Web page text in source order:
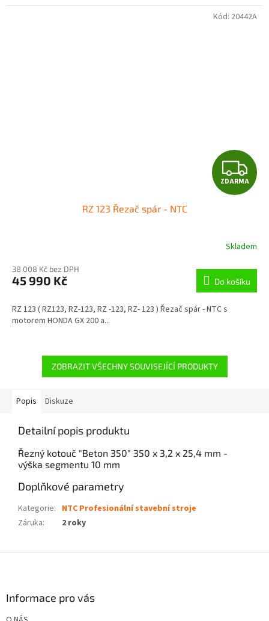
Z
D
R
M
A
ZDARMA
RZ 123 Řezač spár - NTC
Skladem
38 008 Kč bez DPH
45 990 Kč Do košíku
RZ 123 ( RZ123, RZ-123, RZ -123, RZ- 123 ) Řezač spár - NTC s
motorem HONDA GX 200 a...
Kód: 20442A
ZOBRAZIT VŠECHNY SOUVISEJÍCÍ PRODUKTY
Popis Diskuze
Detailní popis produktu
Řezný kotouč "Beton 350" 350 x 3,2 x 25,4 mm -
výška segmentu 10 mm
Doplňkové parametry
Kategorie: NTC Profesionální stavební stroje
Záruka: 2 roky
Informace pro vás